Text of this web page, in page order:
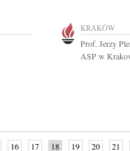
KRAKÓW
Prof. Jerzy
ASP w
16 17 18 19 20 21